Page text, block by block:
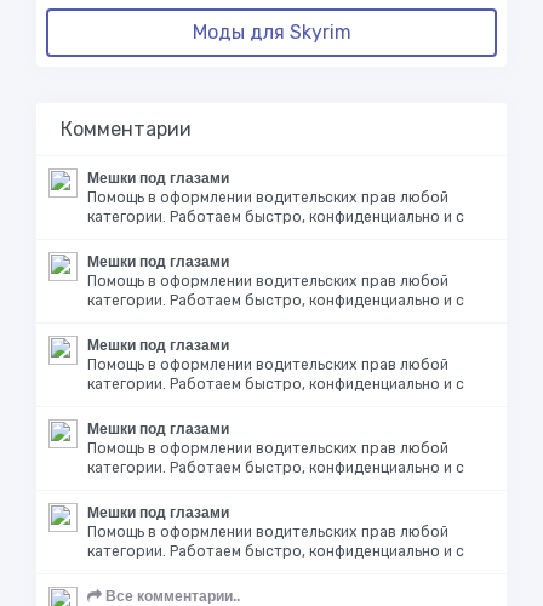
Моды для Skyrim
Комментарии
Мешки под глазами
Помощь в оформлении водительских прав любой
категории. Работаем быстро, конфиденциально и с
Мешки под глазами
Помощь в оформлении водительских прав любой
категории. Работаем быстро, конфиденциально и с
Мешки под глазами
Помощь в оформлении водительских прав любой
категории. Работаем быстро, конфиденциально и с
Мешки под глазами
Помощь в оформлении водительских прав любой
категории. Работаем быстро, конфиденциально и с
Мешки под глазами
Помощь в оформлении водительских прав любой
категории. Работаем быстро, конфиденциально и с
Все комментарии..